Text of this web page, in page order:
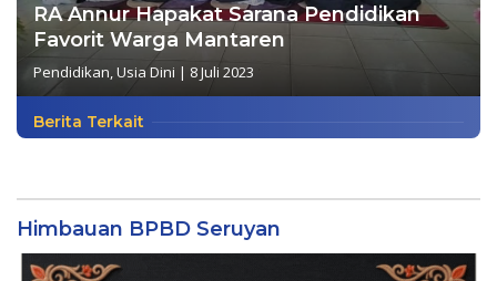
RA Annur Hapakat Sarana Pendidikan
Favorit Warga Mantaren
Pendidikan,Usia Dini | 8 Juli 2023
Berita Terkait
Himbauan BPBD Seruyan